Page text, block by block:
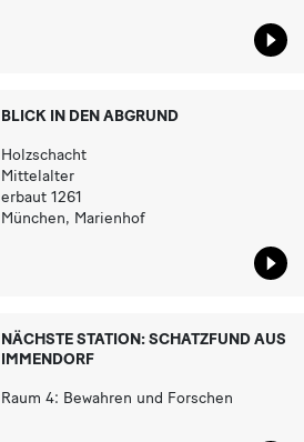
BLICK IN DEN ABGRUND
Holzschacht
Mittelalter
erbaut 1261
München, Marienhof
NÄCHSTE STATION: SCHATZFUND AUS
IMMENDORF
Raum 4: Bewahren und Forschen